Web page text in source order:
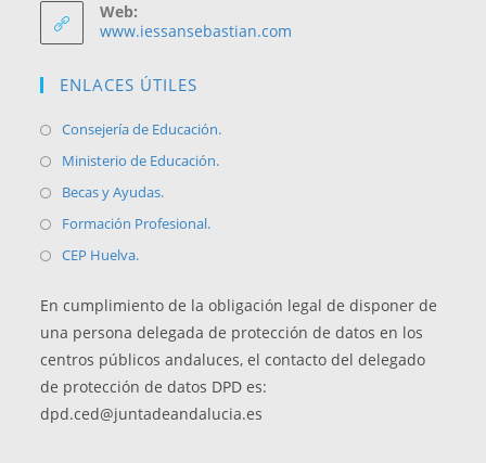
Web:
www.iessansebastian.com
ENLACES ÚTILES
Consejería de Educación.Se
Ministerio de Educación.Se
pestaña
Becas y Ayudas.Se
abre
nueva
pestaña
Formación Profesional.Se
una
nueva
pestaña
CEP Huelva.Se
en
una
nueva
pestaña
En cumplimiento de la obligación legal de disponer de
una persona delegada de protección de datos en los
centros públicos andaluces, el contacto del delegado
de protección de datos DPD es:
dpd.ced@juntadeandalucia.es